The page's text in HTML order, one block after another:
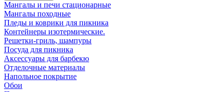
Мангалы и печи стационарные
Мангалы походные
Пледы и коврики для пикника
Контейнеры изотермические.
Решетки-гриль, шампуры
Посуда для пикника
Аксессуары для барбекю
Отделочные материалы
Напольное покрытие
Обои